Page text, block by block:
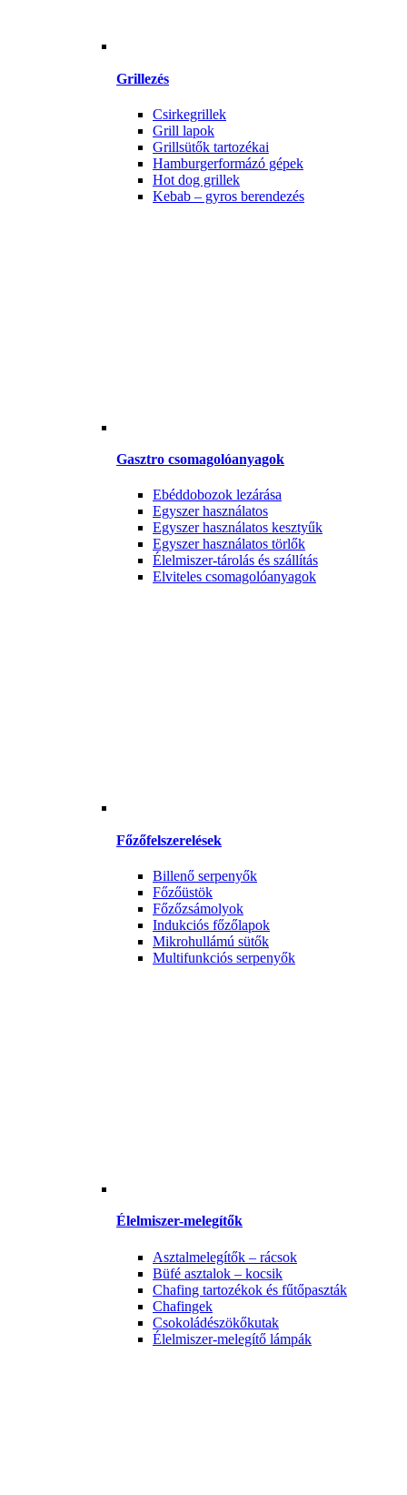
Grillezés
Csirkegrillek
Grill lapok
Grillsütők tartozékai
Hamburgerformázó gépek
Hot dog grillek
Kebab – gyros berendezés
Gasztro csomagolóanyagok
Ebéddobozok lezárása
Egyszer használatos
Egyszer használatos kesztyűk
Egyszer használatos törlők
Élelmiszer-tárolás és szállítás
Elviteles csomagolóanyagok
Főzőfelszerelések
Billenő serpenyők
Főzőüstök
Főzőzsámolyok
Indukciós főzőlapok
Mikrohullámú sütők
Multifunkciós serpenyők
Élelmiszer-melegítők
Asztalmelegítők – rácsok
Büfé asztalok – kocsik
Chafing tartozékok és fűtőpaszták
Chafingek
Csokoládészökőkutak
Élelmiszer-melegítő lámpák